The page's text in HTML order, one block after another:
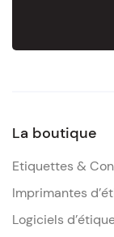
La boutique
Etiquettes &
Imprimantes
Logiciels